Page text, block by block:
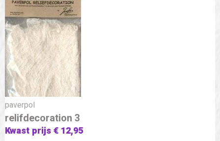
paverpol
relifdecoration 3
Kwast prijs € 12,95